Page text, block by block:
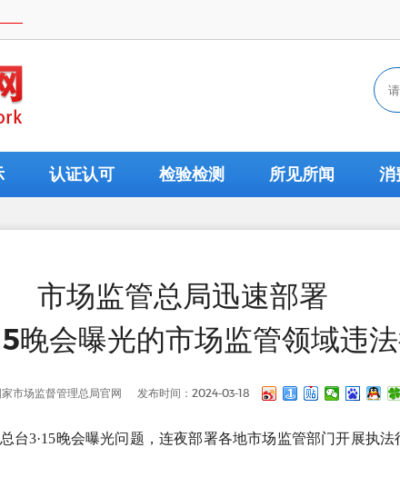
认证认可 检验检测 所见所闻 消
市场监管总局迅速部署
晚会曝光的市场监管领域违
市场监督管理总局官网 发布时间：2024-03-18
台3·15晚会曝光问题，连夜部署各地市场监管部门开展执